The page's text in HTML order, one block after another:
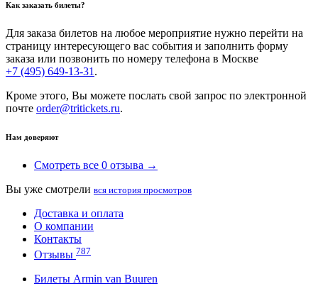
Как заказать билеты?
Для заказа билетов на любое мероприятие нужно перейти на
страницу интересующего вас события и заполнить форму
заказа или позвонить по номеру телефона в Москве
+7 (495) 649-13-31 .
Кроме этого, Вы можете послать свой запрос по электронной
почте order@tritickets.ru.
Нам доверяют
Смотреть все 0 отзыва →
Вы уже смотрели вся история просмотров
Доставка и оплата
О компании
Контакты
Отзывы 787
Билеты Armin van Buuren